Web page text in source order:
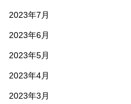
2023年7月
2023年6月
2023年5月
2023年4月
2023年3月